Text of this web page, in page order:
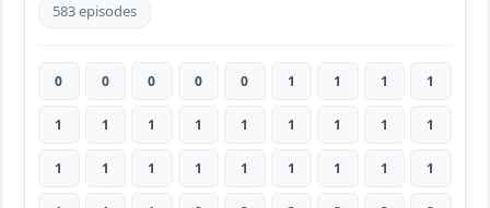
583 episodes
0 0 0 0 0 1 1 1 1
1 1 1 1 1 1 1 1 1
1 1 1 1 1 1 1 1 1